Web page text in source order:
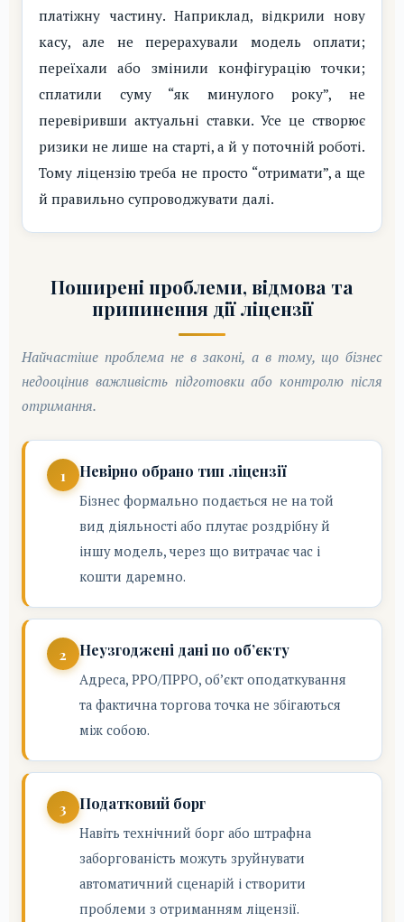
платіжну частину. Наприклад, відкрили нову
касу, але не перерахували модель оплати;
переїхали або змінили конфігурацію точки;
сплатили суму “як минулого року”, не
перевіривши актуальні ставки. Усе це створює
ризики не лише на старті, а й у поточній роботі.
Тому ліцензію треба не просто “отримати”, а ще
й правильно супроводжувати далі.
Поширені проблеми, відмова та
припинення дії ліцензії
Найчастіше проблема не в законі, а в тому, що бізнес
недооцінив важливість підготовки або контролю після
отримання.
Невірно обрано тип ліцензії
Бізнес формально подається не на той
вид діяльності або плутає роздрібну й
іншу модель, через що витрачає час і
кошти даремно.
Неузгоджені дані по об’єкту
Адреса, РРО/ПРРО, об’єкт оподаткування
та фактична торгова точка не збігаються
між собою.
Податковий борг
Навіть технічний борг або штрафна
заборгованість можуть зруйнувати
автоматичний сценарій і створити
проблеми з отриманням ліцензії.